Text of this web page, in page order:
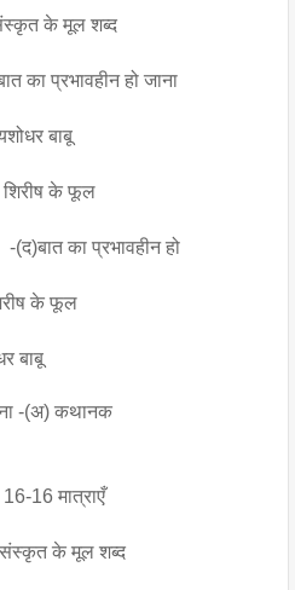
संस्कृत के मूल शब्द
का प्रभावहीन हो जाना
बाबू
शिरीष के फूल
-(द)बात का प्रभावहीन हो
के फूल
बाबू
-(अ) कथानक
16-16 मात्राएँ
संस्कृत के मूल शब्द